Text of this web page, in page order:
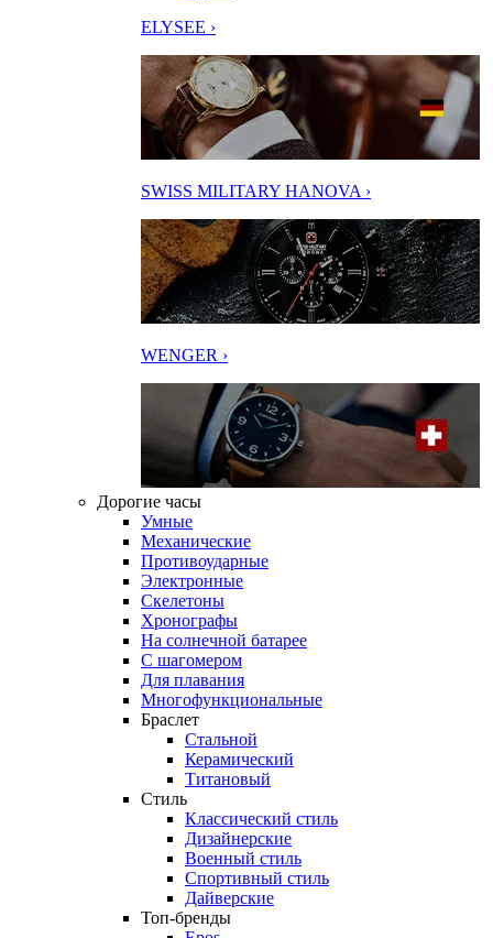
ELYSEE ›
SWISS MILITARY HANOVA ›
WENGER ›
Дорогие часы
Умные
Механические
Противоударные
Электронные
Скелетоны
Хронографы
На солнечной батарее
С шагомером
Для плавания
Многофункциональные
Браслет
Стальной
Керамический
Титановый
Стиль
Классический стиль
Дизайнерские
Военный стиль
Спортивный стиль
Дайверские
Топ-бренды